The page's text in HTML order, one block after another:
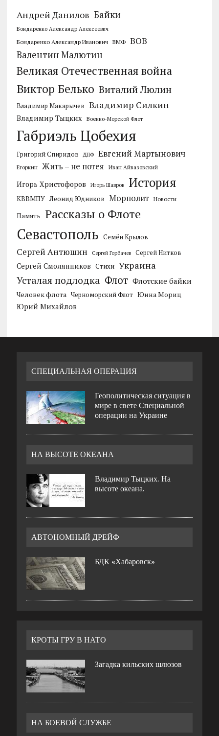
Андрей Данилов Байки
Бондаренко Александр Алексеевич
Бондаренко Александр Иванович ВМФ ВОВ
Валентин Малютин
Великая Отечественная война
Виктор Белько Виталий Люлин
Владимир Макарычев Владимир Силкин
Владимир Тыцких Военно-Морской Флот
Габриэль Цобехия
Григорий Спиридов ДПФ Евгений Мартынович
Егоркин Жить – не потея Иван Айвазовский
Игорь Христофоров Игорь Шавров История
КВВМПУ Леонид Юдников Морполит Новости
Память Рассказы о Флоте
Севастополь Семён Крылов
Сергей Антюшин Сергей Горбачев Сергей Нитков
Сергей Смолянников Стихи Украина
Усталая подлодка Флот Флотские байки
Человек флота Черноморский Флот Юнна Мориц
Юрий Михайлов
СПЕЦИАЛЬНАЯ ОПЕРАЦИЯ
Геополитическая ситуация в
мире в свете Специальной
операции на Украине
НА ВЫСОТЕ ОКЕАНА
Владимир Тыцких. На
высоте океана.
АВТОНОМНЫЙ ДРЕЙФ
БДК «Хабаровск»
КРОТЫ ГРУ В НАТО
Загадка кильских шлюзов
НА БОЕВОЙ СЛУЖБЕ